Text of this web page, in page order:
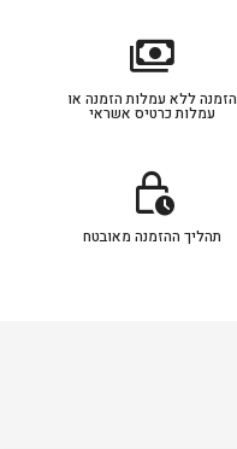
payments
הזמנה ללא עמלות הזמנה או
עמלות כרטיס אשראי
lock_clock
תהליך ההזמנה מאובטח